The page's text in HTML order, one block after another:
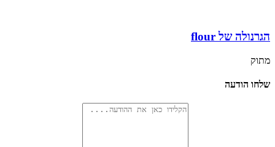
הגרנולה של flour
מתוק
שלחו הודעה